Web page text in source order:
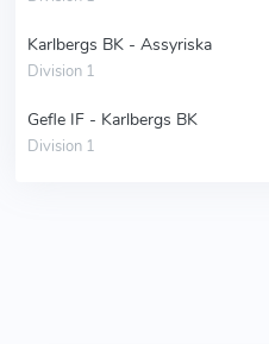
Karlbergs BK - Assyriska
Division 1
Gefle IF - Karlbergs BK
Division 1